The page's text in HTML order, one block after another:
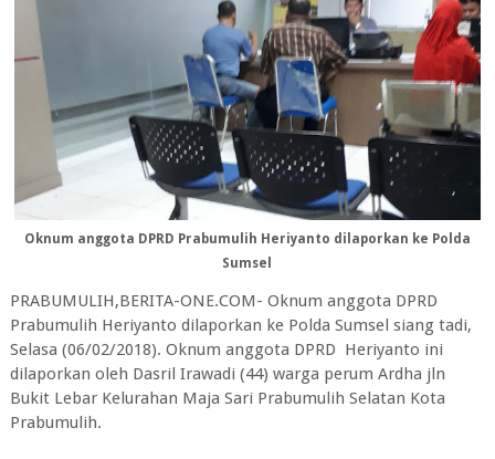
Oknum anggota DPRD Prabumulih Heriyanto dilaporkan ke Polda
Sumsel
PRABUMULIH,BERITA-ONE.COM- Oknum anggota DPRD
Prabumulih Heriyanto dilaporkan ke Polda Sumsel siang tadi,
Selasa (06/02/2018). Oknum anggota DPRD Heriyanto ini
dilaporkan oleh Dasril Irawadi (44) warga perum Ardha jln
Bukit Lebar Kelurahan Maja Sari Prabumulih Selatan Kota
Prabumulih.